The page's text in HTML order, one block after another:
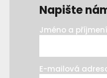
Napište
Jméno a příjmení
E-mailová